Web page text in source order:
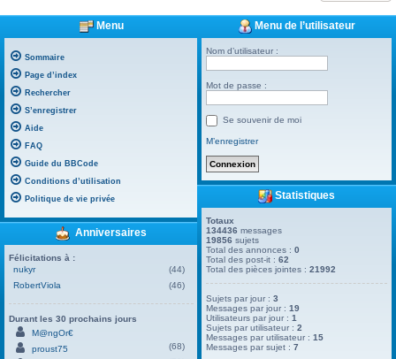
Menu
Sommaire
Page d’index
Rechercher
S’enregistrer
Aide
FAQ
Guide du BBCode
Conditions d’utilisation
Politique de vie privée
Anniversaires
Félicitations à :
nukyr
(44)
RobertViola
(46)
Durant les 30 prochains jours
M@ngOr€
proust75
(68)
Menu de l’utilisateur
Nom d’utilisateur :
Mot de passe :
Se souvenir de moi
M’enregistrer
Statistiques
Totaux
134436 messages
19856 sujets
Total des annonces :0
Total des post-it :62
Total des pièces jointes :21992
Sujets par jour :3
Messages par jour :19
Utilisateurs par jour :1
Sujets par utilisateur :2
Messages par utilisateur :15
Messages par sujet :7